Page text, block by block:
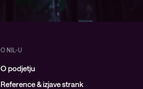
O NIL-U
O podjetju
Reference & izjave strank